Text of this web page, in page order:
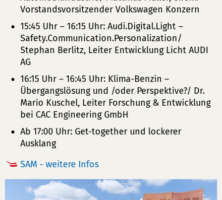
Vorstandsvorsitzender Volkswagen Konzern
15:45 Uhr – 16:15 Uhr: Audi.Digital.Light –
Safety.Communication.Personalization/
Stephan Berlitz, Leiter Entwicklung Licht AUDI
AG
16:15 Uhr – 16:45 Uhr: Klima-Benzin –
Übergangslösung und /oder Perspektive?/ Dr.
Mario Kuschel, Leiter Forschung & Entwicklung
bei CAC Engineering GmbH
Ab 17:00 Uhr: Get-together und lockerer
Ausklang
SAM - weitere Infos